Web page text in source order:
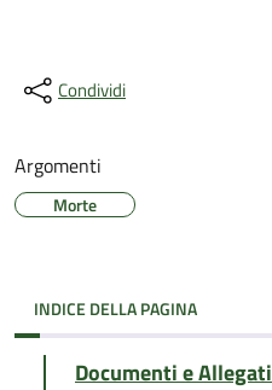
Condividi
Argomenti
Morte
INDICE DELLA PAGINA
Documenti e Allegati